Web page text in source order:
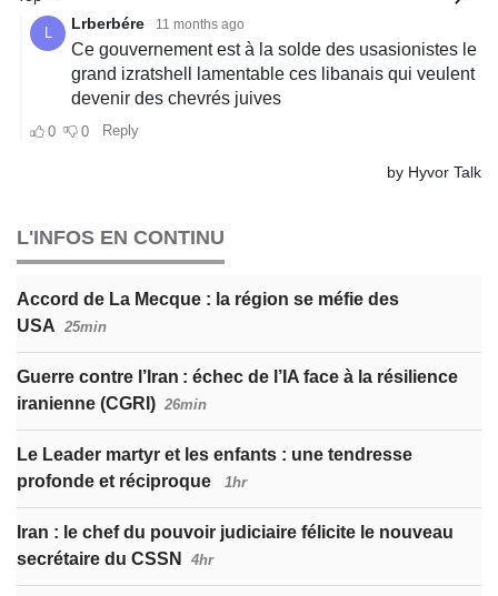
L'INFOS EN CONTINU
Accord de La Mecque : la région se méfie des
USA 25min
Guerre contre l’Iran : échec de l’IA face à la résilience
iranienne (CGRI) 26min
Le Leader martyr et les enfants : une tendresse
profonde et réciproque
1hr
Iran : le chef du pouvoir judiciaire félicite le nouveau
secrétaire du CSSN
4hr